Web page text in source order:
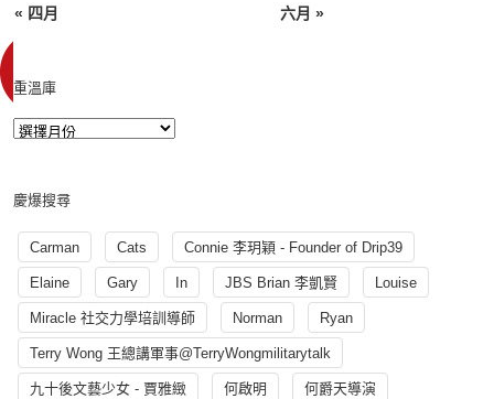
« 四月 六月 »
重溫庫
慶爆搜尋
Carman Cats Connie 李玥穎 - Founder of Drip39
Elaine Gary In JBS Brian 李凱賢 Louise
Miracle 社交力學培訓導師 Norman Ryan
Terry Wong 王總講軍事@TerryWongmilitarytalk
九十後文藝少女 - 賈雅緻 何啟明 何爵天導演